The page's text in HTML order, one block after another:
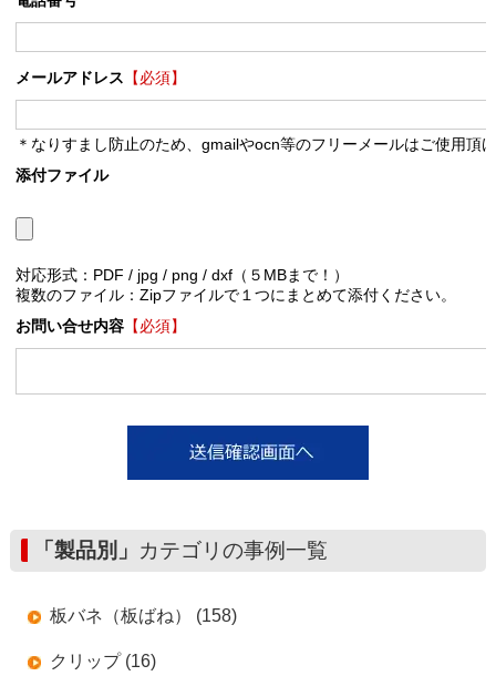
メールアドレス 【必須】
＊なりすまし防止のため、gmailやocn等のフリーメールはご使用頂
添付ファイル
対応形式：PDF / jpg / png / dxf（５MBまで！）
複数のファイル：Zipファイルで１つにまとめて添付ください。
お問い合せ内容【必須】
「製品別」 カテゴリの事例一覧
板バネ（板ばね） (158)
クリップ (16)